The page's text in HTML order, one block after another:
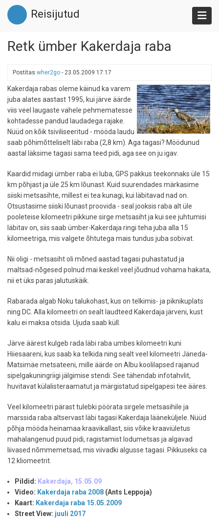
Liigu
edasi
põhisisu
Reisijutud
Retk ümber Kakerdaja raba
Postitas wher2go - 23.05.2009 17:17
Kakerdaja rabas oleme käinud ka varem
juba alates aastast 1995, kui järve äärde
viis veel laugaste vahele pehmematesse
kohtadesse pandud laudadega rajake.
Nüüd on kõik tsiviliseeritud - mööda laudu
saab põhimõtteliselt läbi raba (2,8 km). Aga tagasi? Möödunud
aastal läksime tagasi sama teed pidi, aga see on ju igav.
Kaardid midagi ümber raba ei luba, GPS pakkus teekonnaks üle 15
km põhjast ja üle 25 km lõunast. Kuid suurendades märkasime
siiski metsasihte, millest ei tea kunagi, kui läbitavad nad on.
Otsustasime siiski lõunast proovida - seal jooksis raba alt üle
pooleteise kilomeetri pikkune sirge metsasiht ja kui see juhtumisi
läbitav on, siis saab ümber-Kakerdaja ringi teha juba alla 15
kilomeetriga, mis valgete õhtutega mais tundus juba sobivat.
Nii oligi - metsasiht oli mõned aastad tagasi puhastatud ja
maltsad-nõgesed polnud mai keskel veel jõudnud vohama hakata,
nii et üks paras jalutuskäik.
Rabarada algab Noku talukohast, kus on telkimis- ja piknikuplats
ning DC. Alla kilomeetri on sealt laudteed Kakerdaja järveni, kust
kalu ei maksa otsida. Ujuda saab küll.
Järve äärest kulgeb rada läbi raba umbes kilomeetri kuni
Hiiesaareni, kus saab ka telkida ning sealt veel kilomeetri Jäneda-
Matsimäe metsateeni, mille äärde on Albu koolilapsed rajanud
sipelgakuningriigi jälgimise stendi. See tähendab infotahvlit,
huvitavat külalisteraamatut ja märgistatud sipelgapesi tee ääres.
Veel kilomeetri pärast tulebki pöörata sirgele metsasihile ja
marssida raba altservast läbi tagasi Kakerdaja lääneküljele. Nüüd
põhja mööda heinamaa kraavikallast, siis võike kraaviületus
mahalangenud puud pidi, ragistamist lodumetsas ja algavad
liivased nõmmemetsad, mis viivadki algusse tagasi. Pikkuseks ca
12 kliomeetrit.
Pildid: Kakerdaja, 15.05.09
Video: Kakerdaja raba 2008 (Ants Leppoja)
Kaart: Kakerdaja raba 15.05.2009
Street View: juuli 2017